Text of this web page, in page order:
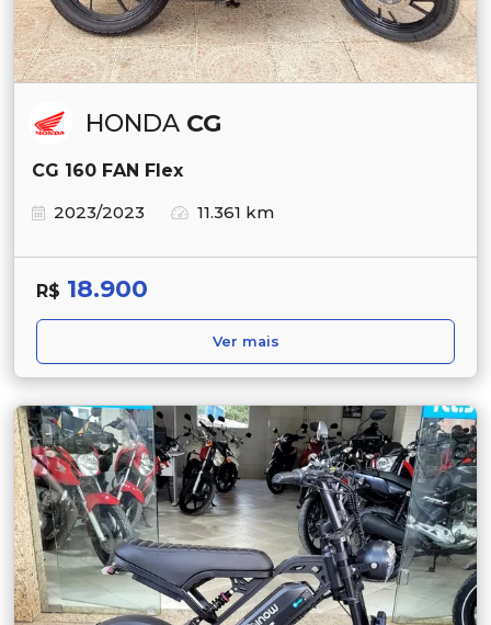
HONDA CG
CG 160 FAN Flex
2023/2023
11.361 km
R$ 18.900
Ver mais